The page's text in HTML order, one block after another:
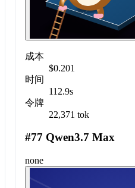
成本
$0.201
时间
112.9s
令牌
22,371 tok
#77 Qwen3.7 Max
none